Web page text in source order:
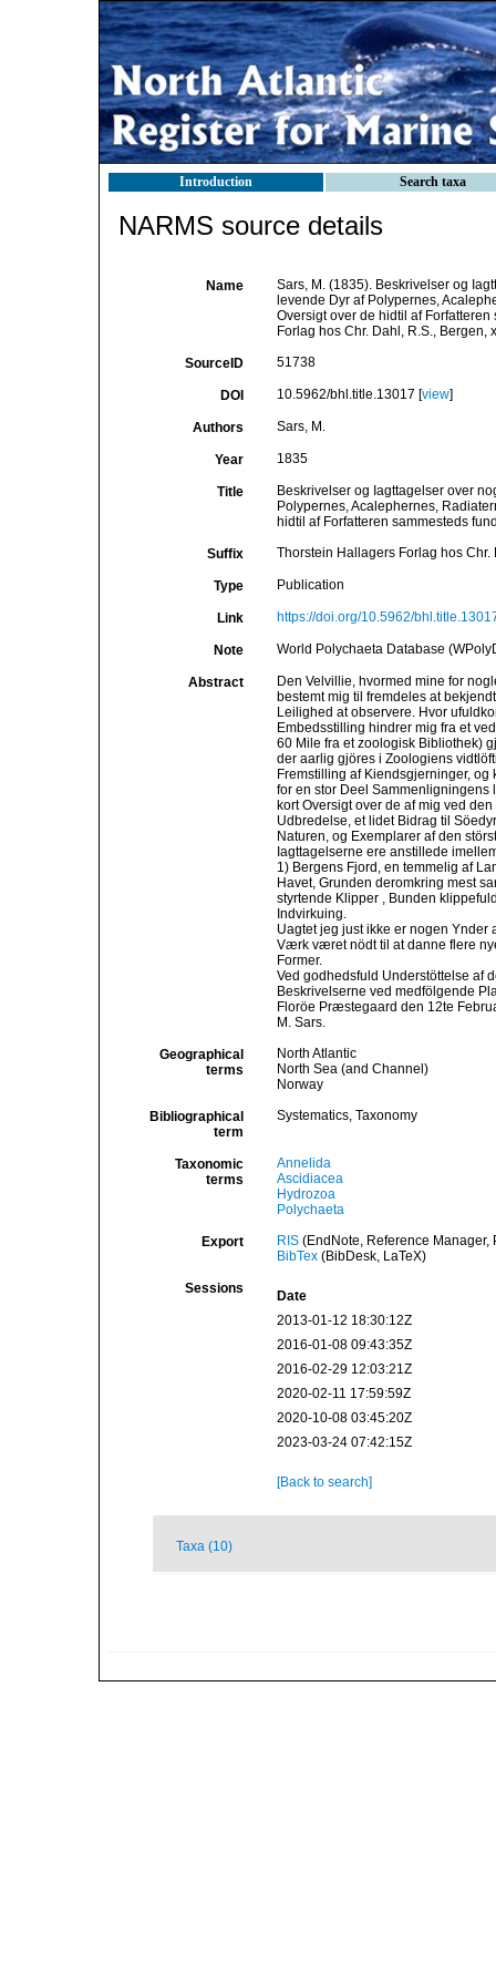
Introduction Search taxa
NARMS source details
Name
Sars, M. (1835). Beskrivelser og
levende Dyr af Polypernes,
Oversigt over de hidtil af
Forlag hos Chr. Dahl, R.S., Bergen,
SourceID 51738
DOI 10.5962/bhl.title.13017 [view]
Authors Sars, M.
Year 1835
Title
Beskrivelser og Iagttagelser over
Polypernes, Acalephernes,
hidtil af Forfatteren sammesteds
Suffix Thorstein Hallagers Forlag hos
Type Publication
Link https://doi.org/10.5962/
Note World Polychaeta Database
Abstract
Den Velvillie, hvormed mine for
bestemt mig til fremdeles at
Leilighed at observere. Hvor
Embedsstilling hindrer mig fra et
60 Mile fra et zoologisk Bibliothek)
der aarlig gjöres i Zoologiens
Fremstilling af Kiendsgjerninger,
for en stor Deel
kort Oversigt over de af mig ved
Udbredelse, et lidet Bidrag til
Naturen, og Exemplarer af den
Iagttagelserne ere anstillede
1) Bergens Fjord, en temmelig af
Havet, Grunden deromkring mest
styrtende Klipper , Bunden
Indvirkuing.
Uagtet jeg just ikke er nogen
Værk været nödt til at danne flere
Former.
Ved godhedsfuld Understöttelse af
Beskrivelserne ved medfölgende
Floröe Præstegaard den 12te
M. Sars.
Geographical
terms
North Atlantic
North Sea (and Channel)
Norway
Bibliographical
term
Systematics, Taxonomy
Taxonomic
terms
Annelida
Ascidiacea
Hydrozoa
Polychaeta
Export RIS(EndNote, Reference Manager,
BibTex(BibDesk, LaTeX)
Sessions
Date
2013-01-12 18:30:12Z
2016-01-08 09:43:35Z
2016-02-29 12:03:21Z
2020-02-11 17:59:59Z
2020-10-08 03:45:20Z
2023-03-24 07:42:15Z
[Back to search]
Taxa (10)